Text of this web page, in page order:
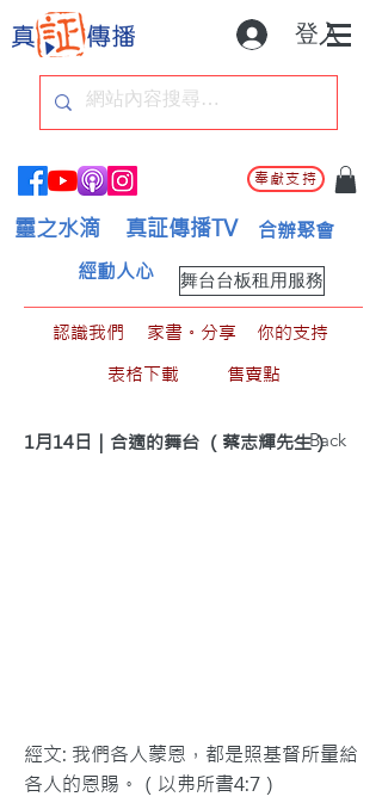
登入
奉獻支持
靈之水滴 真証傳播TV 合辦聚會
舞台台板租用服務
經動人心
認識我們 家書。分享
你的支持
表格下載
售賣點
1月14日｜合適的舞台 （蔡志輝先生）
< Back
經文: 我們各人蒙恩，都是照基督所量給
各人的恩賜。（以弗所書4:7）